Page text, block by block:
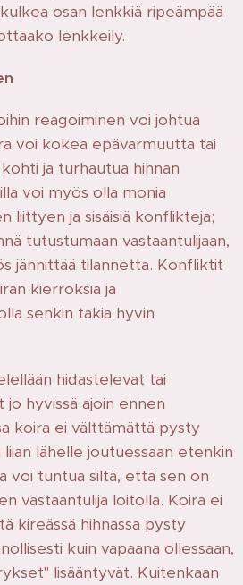
osan lenkkiä ripeämpää
lenkkeily.
reagoiminen voi johtua
voi kokea epävarmuutta tai
ja turhautua hihnan
voi myös olla monia
liittyen ja sisäisiä konflikteja;
tutustumaan vastaantulijaan,
jännittää tilannetta. Konfliktit
kierroksia ja
senkin takia hyvin
hidastelevat tai
hyvissä ajoin ennen
koira ei välttämättä pysty
lähelle joutuessaan etenkin
voi tuntua siltä, että sen on
vastaantulija loitolla. Koira ei
kireässä hihnassa pysty
kuin vapaana ollessaan,
lisääntyvät. Kuitenkaan